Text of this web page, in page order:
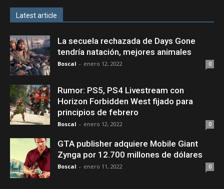
Latest article
La secuela rechazada de Days Gone
tendría natación, mejores animales
Boscal - enero 12, 2022 0
Rumor: PS5, PS4 Livestream con
Horizon Forbidden West fijado para
principios de febrero
Boscal - enero 12, 2022 0
GTA publisher adquiere Mobile Giant
Zynga por 12.700 millones de dólares
Boscal - enero 11, 2022 0